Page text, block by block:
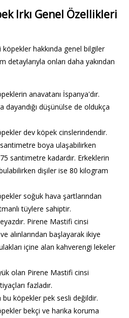
Irkı Genel Özellikleri
hakkında genel bilgiler
detaylarıyla onları daha yakından
anavatanı İspanya'dır.
dayandığı düşünülse de oldukça
dev köpek cinslerindendir.
boya ulaşabilirken
santimetre kadardır. Erkeklerin
bulabilirken dişiler ise 80 kilogram
soğuk hava şartlarından
tüylere sahiptir.
Pirene Mastifi cinsi
alınlarından başlayarak ikiye
içine alan kahverengi lekeler
olan Pirene Mastifi cinsi
fazladır.
köpekler pek sesli değildir.
bekçi ve harika koruma